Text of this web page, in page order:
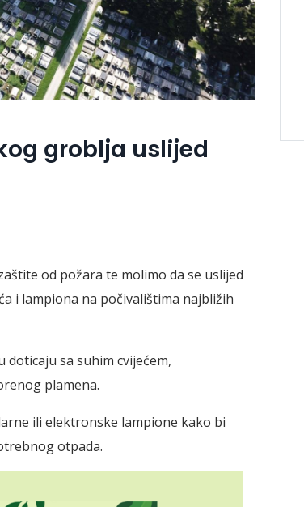
groblja uslijed
od požara te molimo da se uslijed
i lampiona na počivalištima najbližih
sa suhim cvijećem,
plamena.
ili elektronske lampione kako bi
otpada.